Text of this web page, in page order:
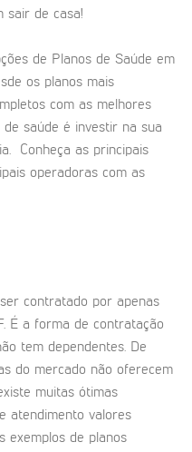
sair de casa!
de Planos de Saúde em
os planos mais
com as melhores
de saúde é investir na sua
Conheça as principais
operadoras com as
contratado por apenas
É a forma de contratação
tem dependentes. De
do mercado não oferecem
muitas ótimas
atendimento valores
exemplos de planos